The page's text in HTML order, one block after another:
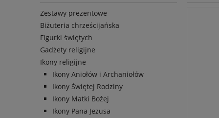
Zestawy prezentowe
Biżuteria chrześcijańska
Figurki świętych
Gadżety religijne
Ikony religijne
Ikony Aniołów i Archaniołów
Ikony Świętej Rodziny
Ikony Matki Bożej
Ikony Pana Jezusa